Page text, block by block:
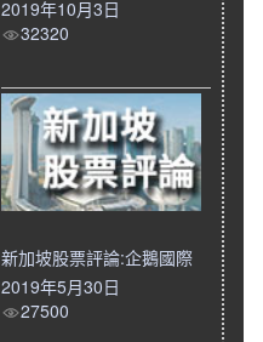
2019年10月3日
32320
新加坡股票評論:企鵝國際
2019年5月30日
27500